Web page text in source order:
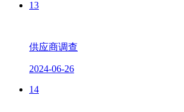
13
供应商调查
2024-06-26
14